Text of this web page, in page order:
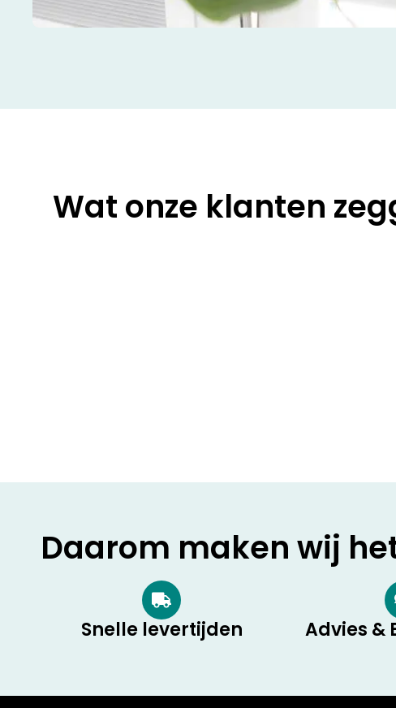
Wat onze klanten
Daarom maken wij
Snelle levertijden Advies &